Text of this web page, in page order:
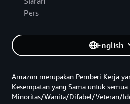
Pers
English
Amazon merupakan Pemberi Kerja
Kesempatan yang Sama untuk semua
Minoritas/Wanita/Difabel/Veteran/